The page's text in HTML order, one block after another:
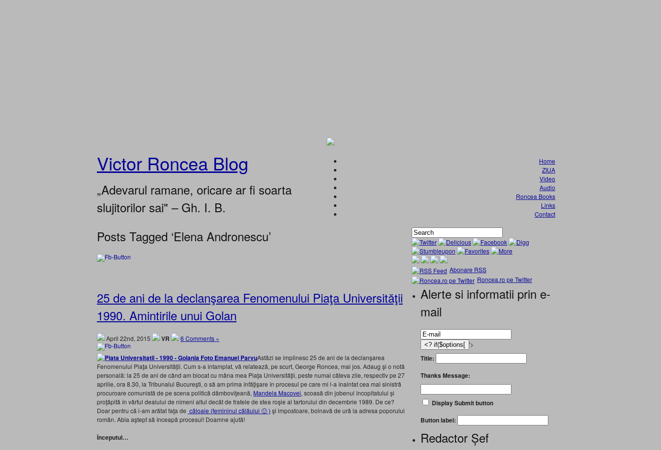
Victor Roncea Blog
„Adevarul ramane, oricare ar fi soarta
slujitorilor sai" – Gh. I. B.
Home
ZIUA
Video
Audio
Roncea Books
Links
Contact
Posts Tagged ‘Elena Andronescu’
25 de ani de la declanşarea Fenomenului Piaţa Universităţii
1990. Amintirile unui Golan
April 22nd, 2015 VR 6 Comments »
Astăzi se împlinesc 25 de ani de la declanşarea
Fenomenului Piaţa Universităţii. Cum s-a întamplat, vă relatează, pe scurt, George Roncea, mai jos. Adaug şi o notă
personală: la 25 de ani de când am blocat cu mâna mea Piaţa Universităţii, peste numai câteva zile, respectiv pe 27
aprilie, ora 8.30, la Tribunalul Bucureşti, o să am prima înfăţişare în procesul pe care mi l-a înaintat cea mai sinistră
procuroare comunistă de pe scena politică dâmboviţeană, Mandela Macovei, scoasă din jobenul încopitatului şi
proţăpită în vârful dealului de nimeni altul decât de fratele de stea roşie al tartorului din decembrie 1989. De ce?
Doar pentru că i-am arătat faţa de căloaie (femininul călăului 🙂 ) şi impostoare, bolnavă de ură la adresa poporului
român. Abia aştept să înceapă procesul! Doamne ajută!
Începutul…
Abonare RSS
Roncea.ro pe Twitter
Alerte si informatii prin e-
mail
'>
Title:
Thanks Message:
Display Submit button
Button label:
Redactor Șef